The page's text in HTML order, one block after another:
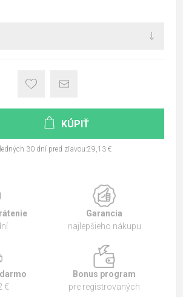
KÚPIŤ
30 dní pred zľavou:29,13 €
Garancia
najlepšieho nákupu
€
Bonus program
pre registrovaných